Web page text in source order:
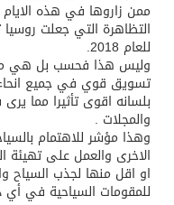
ممن زاروها في هذه
التظاهرة التي جعلت روسيا
للعام 2018.
وليس هذا فحسب بل هي
تسويق قوي في جميع انحاء
بلسانه اقوى تأثيرا مما
والمجلات .
وهذا مؤشر للاهتمام
الاخرى والعمل على تهيئة
او اقل منها لجذب السياح
للمقومات السياحية في أي